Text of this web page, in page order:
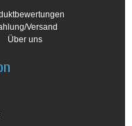
Versand
Über uns